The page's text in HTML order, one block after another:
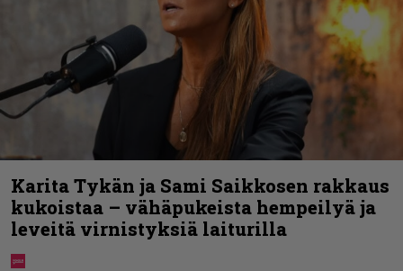
Karita Tykän ja Sami Saikkosen rakkaus
kukoistaa – vähäpukeista hempeilyä ja
leveitä virnistyksiä laiturilla